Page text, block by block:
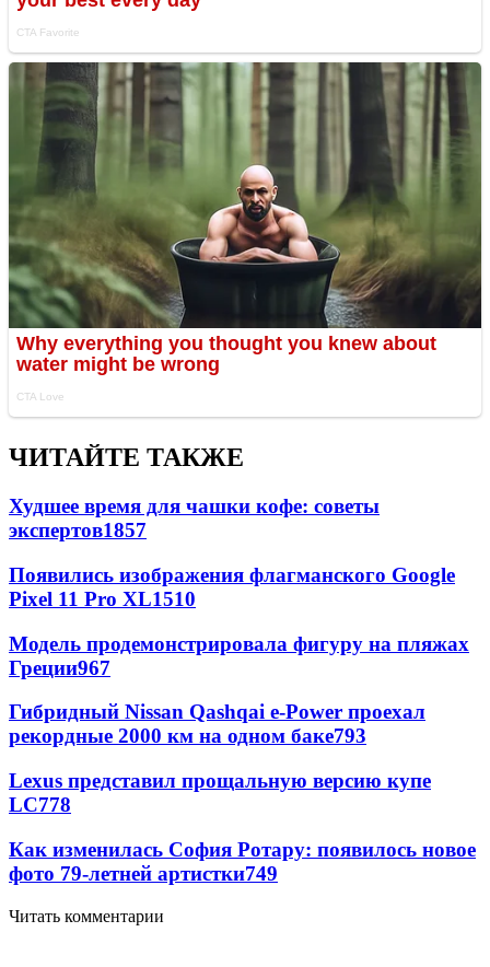
ЧИТАЙТЕ ТАКЖЕ
Худшее время для чашки кофе: советы
экспертов1857
Появились изображения флагманского Google
Pixel 11 Pro XL1510
Модель продемонстрировала фигуру на пляжах
Греции967
Гибридный Nissan Qashqai e-Power проехал
рекордные 2000 км на одном баке793
Lexus представил прощальную версию купе
LC778
Как изменилась София Ротару: появилось новое
фото 79-летней артистки749
Читать комментарии